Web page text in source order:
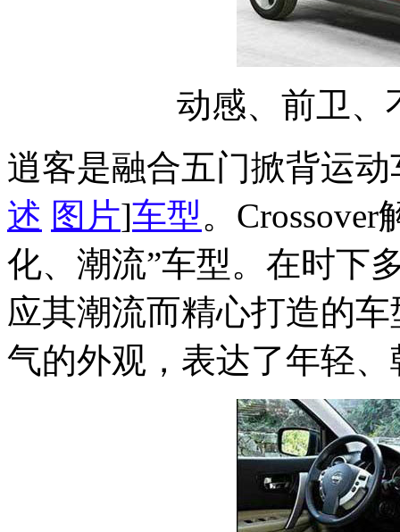
动感、前卫、
逍客是融合五门掀背运
述 图片]车型。
化、潮流”车型。在时下
应其潮流而精心打造的
气的外观，表达了年轻